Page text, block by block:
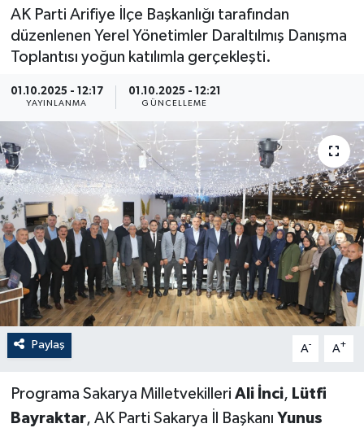
AK Parti Arifiye İlçe Başkanlığı tarafından
düzenlenen Yerel Yönetimler Daraltılmış Danışma
Toplantısı yoğun katılımla gerçekleşti.
01.10.2025 - 12:17
YAYINLANMA
01.10.2025 - 12:21
GÜNCELLEME
Paylaş A- A+
Programa Sakarya Milletvekilleri Ali İnci, Lütfi
Bayraktar, AK Parti Sakarya İl Başkanı Yunus
Haber Arşivi